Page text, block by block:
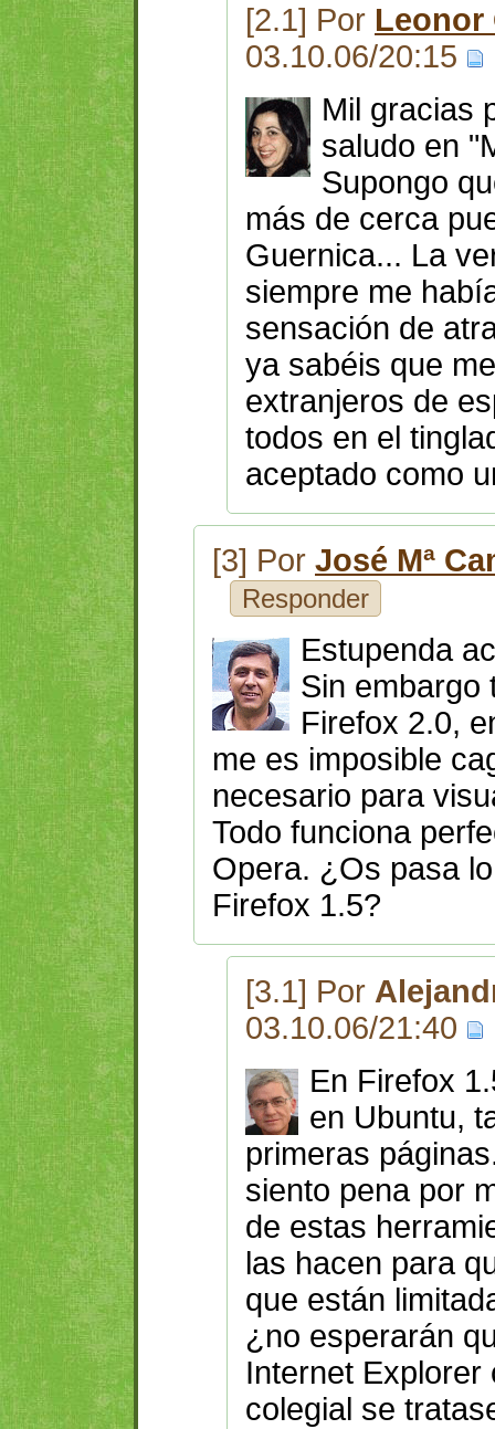
[2.1] Por Leonor
03.10.06/20:15
Mil gracias
saludo en
Supongo
más de cerca
Guernica... La
siempre me
sensación de
ya sabéis que
extranjeros de
todos en el
aceptado como
[3] Por José Mª
Responder
Estupenda
Sin embargo
Firefox 2.0,
me es imposible
necesario para
Todo funciona
Opera. ¿Os pasa
Firefox 1.5?
[3.1] Por
03.10.06/21:40
En Firefox
en Ubuntu,
primeras
siento pena por
de estas
las hacen para
que están
¿no esperarán
Internet Explorer
colegial se